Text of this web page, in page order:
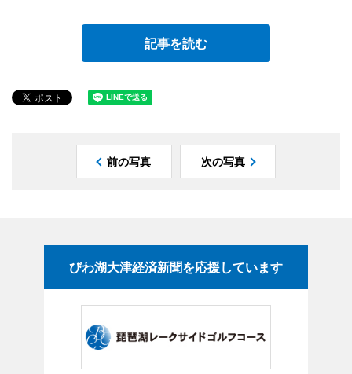
記事を読む
前の写真 次の写真
びわ湖大津経済新聞を応援しています